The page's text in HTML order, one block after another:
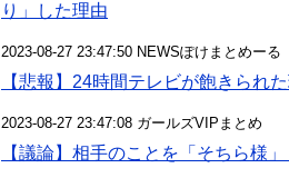
り」した理由
2023-08-27 23:47:50 NEWSぽけまとめーる
【悲報】24時間テレビが飽きられ
2023-08-27 23:47:08 ガールズVIPまとめ
【議論】相手のことを「そちら様